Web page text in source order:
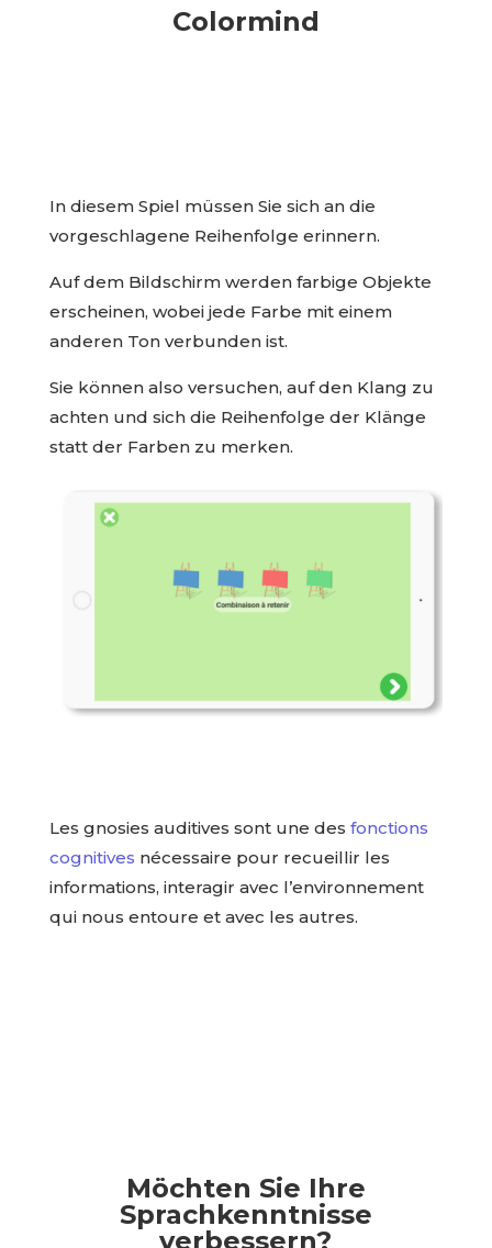
Colormind
In diesem Spiel müssen Sie sich an die
vorgeschlagene Reihenfolge erinnern.
Auf dem Bildschirm werden farbige Objekte
erscheinen, wobei jede Farbe mit einem
anderen Ton verbunden ist.
Sie können also versuchen, auf den Klang zu
achten und sich die Reihenfolge der Klänge
statt der Farben zu merken.
Les gnosies auditives sont une des fonctions
cognitives nécessaire pour recueillir les
informations, interagir avec l’environnement
qui nous entoure et avec les autres.
Möchten Sie Ihre
Sprachkenntnisse
verbessern?